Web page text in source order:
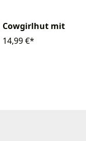
Cowgirlhut mit
14,99 €*